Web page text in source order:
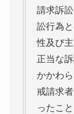
請求訴
訟行為
性及び
正当な
かかわ
戒請求
ったこ